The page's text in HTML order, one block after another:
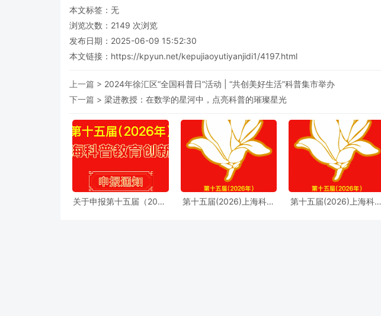
本文标签：无
浏览次数： 2149 次浏览
发布日期：2025-06-09 15:52:30
本文链接： https://kpyun.net/kepujiaoyutiyanjidi1/4197.html
上一篇 > 2024年徐汇区“全国科普日”活动 | “共创美好生活”科普集市举办
下一篇 > 梁进教授：在数学的星河中，点亮科普的璀璨星光
关于申报第十五届（2026
第十五届(2026)上海科普
第十五届(2026)上海科普